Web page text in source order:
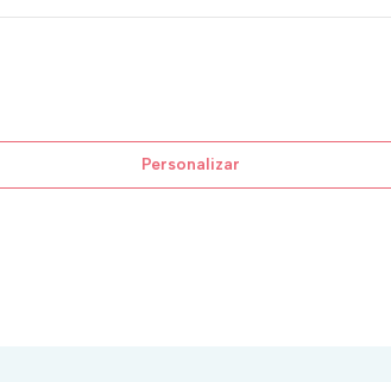
Personalizar